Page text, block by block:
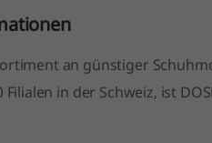
an günstiger
Filialen in der Schweiz, ist